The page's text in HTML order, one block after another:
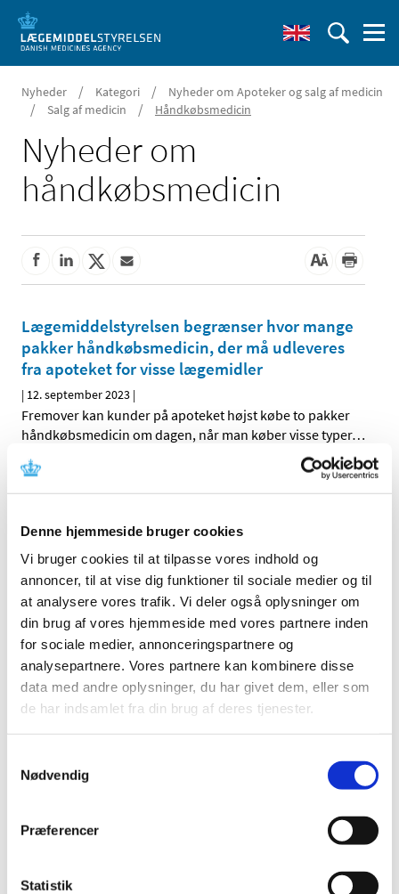
Denne hjemmeside bruger cookies
Vi bruger cookies til at tilpasse vores indhold og
annoncer, til at vise dig funktioner til sociale medier og til
at analysere vores trafik. Vi deler også oplysninger om
din brug af vores hjemmeside med vores partnere inden
for sociale medier, annonceringspartnere og
analysepartnere. Vores partnere kan kombinere disse
data med andre oplysninger, du har givet dem, eller som
de har indsamlet fra din brug af deres tjenester.
Nødvendig
Præferencer
Statistik
Nyheder / Kategori / Nyheder om Apoteker og salg af medicin
/ Salg af medicin / Håndkøbsmedicin
Nyheder om
håndkøbsmedicin
Lægemiddelstyrelsen begrænser hvor mange
pakker håndkøbsmedicin, der må udleveres
fra apoteket for visse lægemidler
| 12. september 2023 |
Fremover kan kunder på apoteket højst købe to pakker
håndkøbsmedicin om dagen, når man køber visse typer…
Alle (19)
TID
2024 (2)
2023 (1)
september (1)
2022 (2)
2021 (3)
2020 (3)
2019 (1)
2016 (1)
Relateret indhold